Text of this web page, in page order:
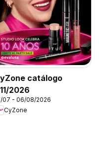
catálogo
2026
07 - 06/08/2026
CyZone